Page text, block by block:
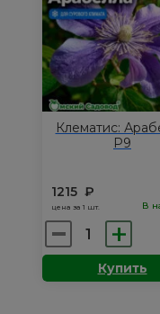
Клематис:
Р9
1215 ₽
цена за 1 шт. В
Количество
товара
Клематис:Купить